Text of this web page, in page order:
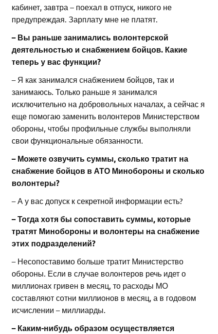
кабинет, завтра – поехал в отпуск, никого не
предупреждая. Зарплату мне не платят.
– Вы раньше занимались волонтерской
деятельностью и снабжением бойцов. Какие
теперь у вас функции?
– Я как занимался снабжением бойцов, так и
занимаюсь. Только раньше я занимался
исключительно на добровольных началах, а сейчас я
еще помогаю заменить волонтеров Министерством
обороны, чтобы профильные службы выполняли
свои функциональные обязанности.
– Можете озвучить суммы, сколько тратит на
снабжение бойцов в АТО Минобороны и сколько
волонтеры?
– А у вас допуск к секретной информации есть?
– Тогда хотя бы сопоставить суммы, которые
тратят Минобороны и волонтеры на снабжение
этих подразделений?
– Несопоставимо больше тратит Министерство
обороны. Если в случае волонтеров речь идет о
миллионах гривен в месяц, то расходы МО
составляют сотни миллионов в месяц, а в годовом
исчислении – миллиарды.
– Каким-нибудь образом осуществляется